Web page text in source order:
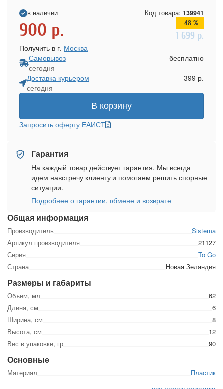
Общая информация
Производитель
Sistema
Артикул производителя
21127
Серия
To Go
Страна
Новая Зеландия
Размеры и габариты
Объем, мл
62
Длина, см
6
Ширина, см
8
Высота, см
12
Вес в упаковке, гр
90
Основные
Материал Пластик
в наличии Код товара: 139941
900 р. -48 %
1 699р.
Получить в г. Москва
Самовывоз
сегодня
бесплатно
Доставка курьером
сегодня
399 р.
В корзину
Запросить оферту ЕАИСТ
Гарантия
На каждый товар действует гарантия. Мы всегда
идем навстречу клиенту и помогаем решить спорные
ситуации.
Подробнее о гарантии, обмене и возврате